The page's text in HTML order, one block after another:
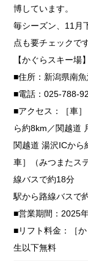
博しています。
毎シーズン、11月
点も要チェックです
【かぐらスキー場】
■住所：新潟県南
■電話：025-788-
■アクセス：［車
ら約8km／関越道
関越道 湯沢ICか
車］（みつまたス
線バスで約18分
駅から路線バスで
■営業期間：2025
■リフト料金：［
生以下無料